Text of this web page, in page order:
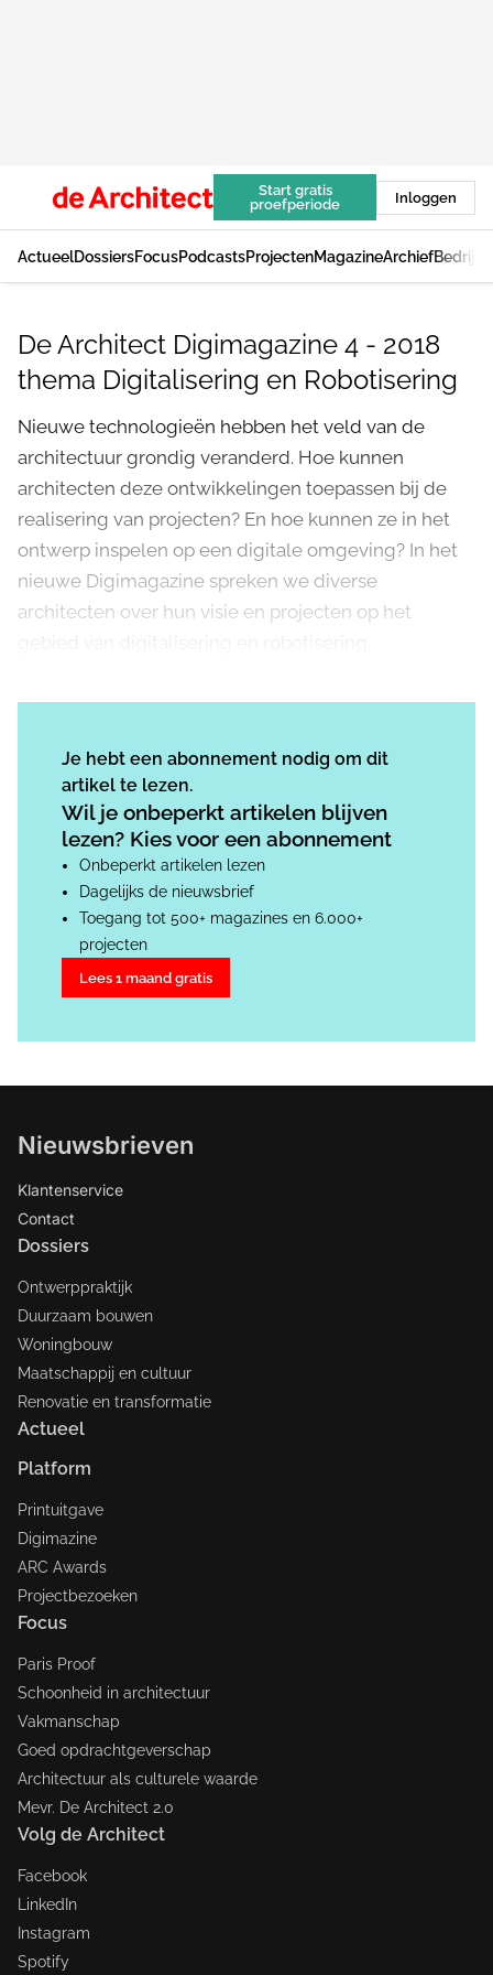
Start gratis
proefperiode
Inloggen
ActueelDossiersFocusPodcastsProjectenMagazineArchief
De Architect Digimagazine 4 - 2018
thema Digitalisering en Robotisering
Nieuwe technologieën hebben het veld van de
architectuur grondig veranderd. Hoe kunnen
architecten deze ontwikkelingen toepassen bij de
realisering van projecten? En hoe kunnen ze in het
ontwerp inspelen op een digitale omgeving? In het
nieuwe Digimagazine spreken we diverse
architecten over hun visie en projecten op het
Je hebt een abonnement nodig om dit
artikel te lezen.
Wil je onbeperkt artikelen blijven
lezen? Kies voor een abonnement
Onbeperkt artikelen lezen
Dagelijks de nieuwsbrief
Toegang tot 500+ magazines en 6.000+
projecten
Lees 1 maand gratis
Nieuwsbrieven
Klantenservice
Contact
Dossiers
Ontwerppraktijk
Duurzaam bouwen
Woningbouw
Maatschappij en cultuur
Renovatie en transformatie
Actueel
Platform
Printuitgave
Digimazine
ARC Awards
Projectbezoeken
Focus
Paris Proof
Schoonheid in architectuur
Vakmanschap
Goed opdrachtgeverschap
Architectuur als culturele waarde
Mevr. De Architect 2.0
Volg de Architect
Facebook
LinkedIn
Instagram
Spotify